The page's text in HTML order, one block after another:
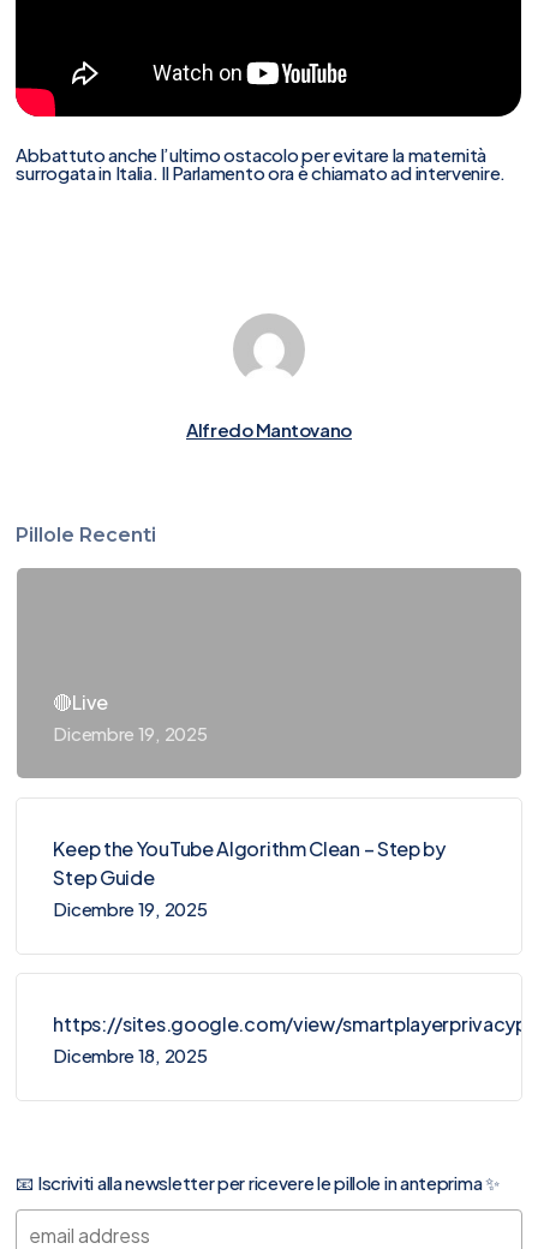
Abbattuto anche l’ultimo ostacolo per evitare la maternità
surrogata in Italia. Il Parlamento ora è chiamato ad intervenire.
Alfredo Mantovano
Pillole Recenti
🔴Live
Dicembre 19, 2025
Keep the YouTube Algorithm Clean – Step by
Step Guide
Dicembre 19, 2025
https://sites.google.com/view/
Dicembre 18, 2025
📧 Iscriviti alla newsletter per ricevere le pillole in anteprima ✨